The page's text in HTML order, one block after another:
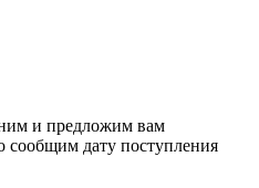
и предложим вам
сообщим дату поступления